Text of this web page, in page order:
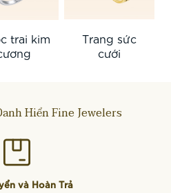
trai kim
Trang sức
cưới
Hiển Fine Jewelers
và Hoàn Trả